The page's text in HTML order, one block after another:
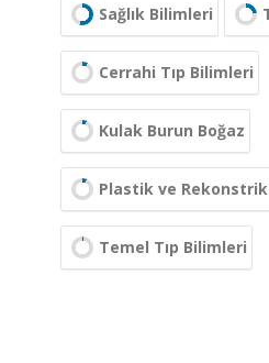
Sağlık Bilimleri
Cerrahi Tıp Bilimleri
Kulak Burun Boğaz
Plastik ve
Temel Tıp Bilimleri